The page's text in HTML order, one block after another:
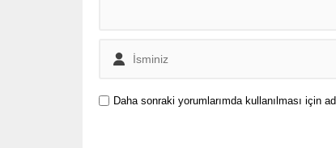
Daha sonraki yorumlarımda kullanılması için